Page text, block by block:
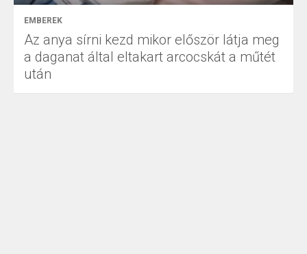
EMBEREK
Az anya sírni kezd mikor először látja meg
a daganat által eltakart arcocskát a műtét
után